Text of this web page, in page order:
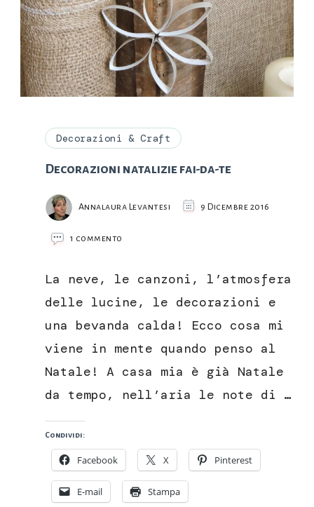
Decorazioni & Craft
Decorazioni natalizie fai-da-te
Annalaura Levantesi 9 Dicembre 2016
1 commento
fai-
La neve, le canzoni, l’atmosfera
delle lucine, le decorazioni e
una bevanda calda! Ecco cosa mi
viene in mente quando penso al
Natale! A casa mia è già Natale
da tempo, nell’aria le note di …
Condividi:
Facebook X Pinterest
E-mail Stampa